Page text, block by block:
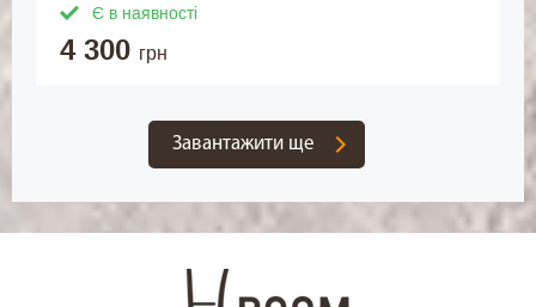
Є в наявності
4 300 грн
Завантажити ще